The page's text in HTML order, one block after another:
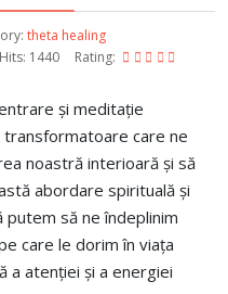
theta healing
Hits: 1440 Rating:
și meditație
care ne
noastră interioară și să
abordare spirituală și
să ne îndeplinim
care le dorim în viața
a atenției și a energiei